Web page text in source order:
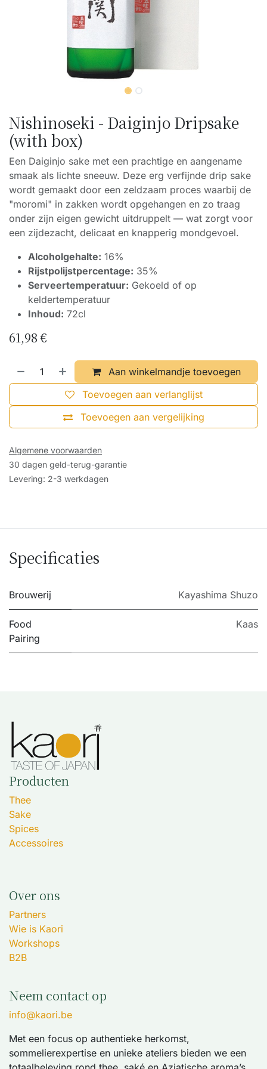
Nishinoseki - Daiginjo Dripsake
(with box)
Een Daiginjo sake met een prachtige en aangename
smaak als lichte sneeuw. Deze erg verfijnde drip sake
wordt gemaakt door een zeldzaam proces waarbij de
"moromi" in zakken wordt opgehangen en zo traag
onder zijn eigen gewicht uitdruppelt — wat zorgt voor
een zijdezacht, delicaat en knapperig mondgevoel.
Alcoholgehalte: 16%
Rijstpolijstpercentage: 35%
Serveertemperatuur: Gekoeld of op
keldertemperatuur
Inhoud: 72cl
61,98€
Aan winkelmandje toevoegen
Toevoegen aan vergelijking
Toevoegen aan verlanglijst
Algemene voorwaarden
30 dagen geld-terug-garantie
Levering: 2-3 werkdagen
Specificaties
Brouwerij Kayashima Shuzo
Food
Pairing
Kaas
Producten
Thee
Sake
Spices
Accessoires
Over ons
Partners
Wie is Kaori
Workshops
B2B
Neem contact op
info@kaori.be
Met een focus op authentieke herkomst,
sommelierexpertise en unieke ateliers bieden we een